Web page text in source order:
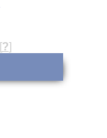
[?]